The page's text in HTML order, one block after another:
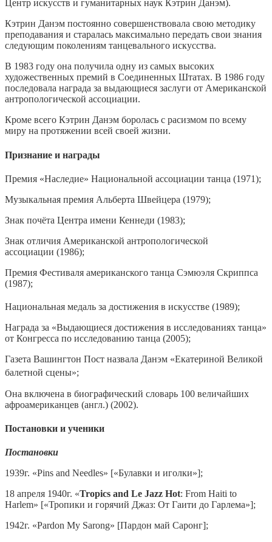
Центр искусств и гуманитарных наук Кэтрин Данэм).
Кэтрин Данэм постоянно совершенствовала свою методику
преподавания и старалась максимально передать свои знания
следующим поколениям танцевального искусства.
В 1983 году она получила одну из самых высоких
художественных премий в Соединенных Штатах. В 1986 году
последовала награда за выдающиеся заслуги от Американской
антропологической ассоциации.
Кроме всего Кэтрин Данэм боролась с расизмом по всему
миру на протяжении всей своей жизни.
Признание и награды
Премия «Наследие» Национальной ассоциации танца (1971);
Музыкальная премия Альберта Швейцера (1979);
Знак почёта Центра имени Кеннеди (1983);
Знак отличия Американской антропологической
ассоциации (1986);
Премия Фестиваля американского танца Сэмюэля Скриппса
(1987);
Национальная медаль за достижения в искусстве (1989);
Награда за «Выдающиеся достижения в исследованиях танца»
от Конгресса по исследованию танца (2005);
Газета Вашингтон Пост назвала Данэм «Екатериной Великой
балетной сцены»;
Она включена в биографический словарь 100 величайших
афроамериканцев (англ.) (2002).
Постановки и ученики
Постановки
1939г. «Pins and Needles» [«Булавки и иголки»];
18 апреля 1940г. «Tropics and Le Jazz Hot: From Haiti to
Harlem» [«Тропики и горячий Джаз: От Гаити до Гарлема»];
1942г. «Pardon My Sarong» [Пардон май Саронг];